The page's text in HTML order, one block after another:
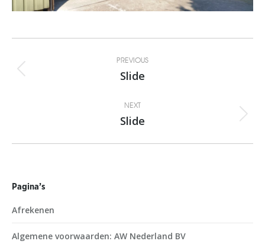
navigation
PREVIOUS
Previous
Slide
NEXT
Next
Slide
Pagina’s
Afrekenen
Algemene voorwaarden: AW Nederland BV